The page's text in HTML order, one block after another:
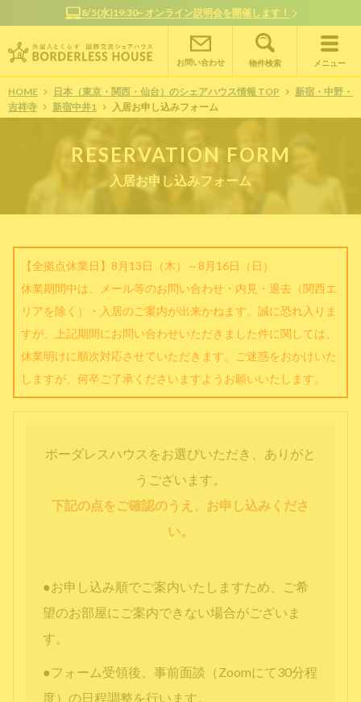
8/5(水)19:30~ オンライン説明会を開催します！
お問い合わせ 物件検索 メニュー
HOME 日本（東京・関西・仙台）のシェアハウス情報 TOP
新宿・中野・
吉祥寺
新宿中井1 入居お申し込みフォーム
RESERVATION FORM
入居お申し込みフォーム
【全拠点休業日】8月13日（木）～8月16日（日）
休業期間中は、メール等のお問い合わせ・内見・退去（関西エ
リアを除く）・入居のご案内が出来かねます。誠に恐れ入りま
すが、上記期間にお問い合わせいただきました件に関しては、
休業明けに順次対応させていただきます。ご迷惑をおかけいた
しますが、何卒ご了承くださいますようお願いいたします。
ボーダレスハウスをお選びいただき、ありがと
うございます。
下記の点をご確認のうえ、お申し込みくださ
い。
●お申し込み順でご案内いたしますため、ご希
望のお部屋にご案内できない場合がございま
す。
●フォーム受領後、事前面談（Zoomにて30分程
度）の日程調整を行います。